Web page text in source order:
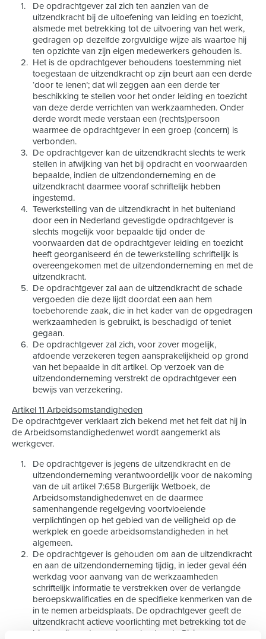
De opdrachtgever zal zich ten aanzien van de
uitzendkracht bij de uitoefening van leiding en toezicht,
alsmede met betrekking tot de uitvoering van het werk,
gedragen op dezelfde zorgvuldige wijze als waartoe hij
ten opzichte van zijn eigen medewerkers gehouden is.
Het is de opdrachtgever behoudens toestemming niet
toegestaan de uitzendkracht op zijn beurt aan een derde
‘door te lenen’; dat wil zeggen aan een derde ter
beschikking te stellen voor het onder leiding en toezicht
van deze derde verrichten van werkzaamheden. Onder
derde wordt mede verstaan een (rechts)persoon
waarmee de opdrachtgever in een groep (concern) is
verbonden.
De opdrachtgever kan de uitzendkracht slechts te werk
stellen in afwijking van het bij opdracht en voorwaarden
bepaalde, indien de uitzendonderneming en de
uitzendkracht daarmee vooraf schriftelijk hebben
ingestemd.
Tewerkstelling van de uitzendkracht in het buitenland
door een in Nederland gevestigde opdrachtgever is
slechts mogelijk voor bepaalde tijd onder de
voorwaarden dat de opdrachtgever leiding en toezicht
heeft georganiseerd én de tewerkstelling schriftelijk is
overeengekomen met de uitzendonderneming en met de
uitzendkracht.
De opdrachtgever zal aan de uitzendkracht de schade
vergoeden die deze lijdt doordat een aan hem
toebehorende zaak, die in het kader van de opgedragen
werkzaamheden is gebruikt, is beschadigd of teniet
gegaan.
De opdrachtgever zal zich, voor zover mogelijk,
afdoende verzekeren tegen aansprakelijkheid op grond
van het bepaalde in dit artikel. Op verzoek van de
uitzendonderneming verstrekt de opdrachtgever een
bewijs van verzekering.
Artikel 11 Arbeidsomstandigheden
De opdrachtgever verklaart zich bekend met het feit dat hij in
de Arbeidsomstandighedenwet wordt aangemerkt als
werkgever.
De opdrachtgever is jegens de uitzendkracht en de
uitzendonderneming verantwoordelijk voor de nakoming
van de uit artikel 7:658 Burgerlijk Wetboek, de
Arbeidsomstandighedenwet en de daarmee
samenhangende regelgeving voortvloeiende
verplichtingen op het gebied van de veiligheid op de
werkplek en goede arbeidsomstandigheden in het
algemeen.
De opdrachtgever is gehouden om aan de uitzendkracht
en aan de uitzendonderneming tijdig, in ieder geval één
werkdag voor aanvang van de werkzaamheden
schriftelijk informatie te verstrekken over de verlangde
beroepskwalificaties en de specifieke kenmerken van de
in te nemen arbeidsplaats. De opdrachtgever geeft de
uitzendkracht actieve voorlichting met betrekking tot de
binnen zijn onderneming gehanteerde Risico